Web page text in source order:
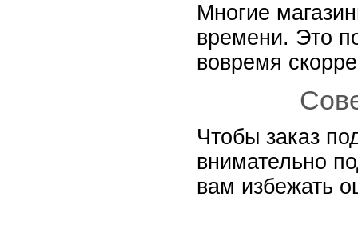
Многие
времени. Это
вовремя
Чтобы заказ
внимательно
вам избежать